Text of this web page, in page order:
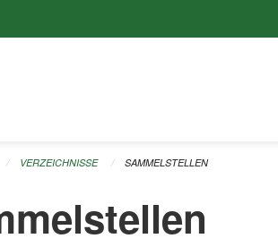
VERZEICHNISSE SAMMELSTELLEN